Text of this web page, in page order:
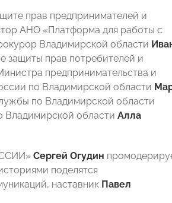
прав предпринимателей и
АНО «Платформа для работы с
Владимирской области
защиты прав потребителей и
предпринимательства и
по Владимирской области
по Владимирской области
Владимирской области Алла
Сергей Огудин
поделятся
наставник Павел